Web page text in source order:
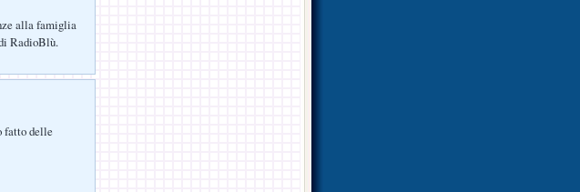
alla famiglia
RadioBlù.
fatto delle